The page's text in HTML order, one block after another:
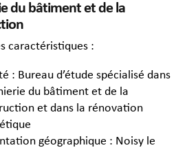
du bâtiment et de la
caractéristiques :
: Bureau d’étude spécialisé dans
du bâtiment et de la
et dans la rénovation
géographique : Noisy le